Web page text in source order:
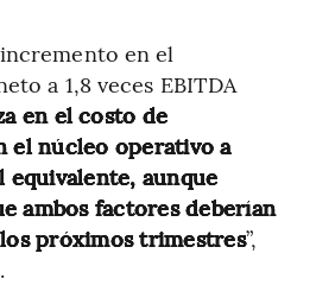
en el
a 1,8 veces EBITDA
en el costo de
el núcleo operativo a
equivalente, aunque
ambos factores deberían
próximos trimestres”,